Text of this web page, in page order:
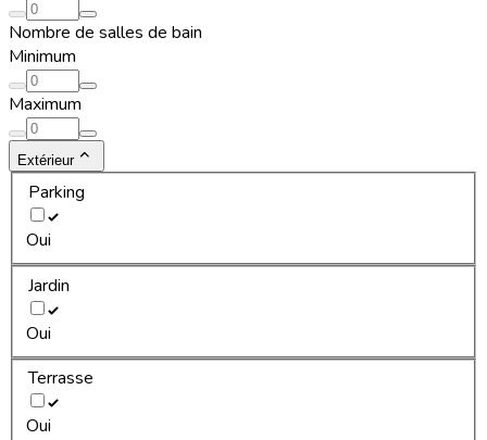
Nombre de salles de bain
Minimum
Maximum
Extérieur
Parking
Oui
Jardin
Oui
Terrasse
Oui